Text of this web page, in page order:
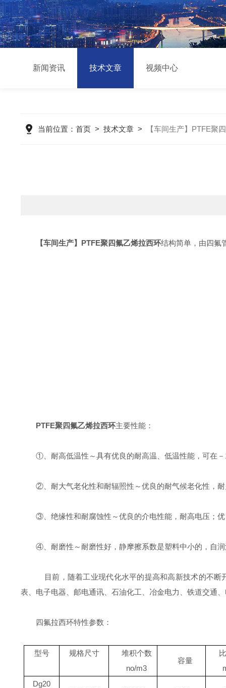
新闻资讯 技术文章 视频中心
当前位置： 首页> 技术文章> 【车间生产】PTFE聚
【车间生产】PTFE聚四氟乙烯拉西环结构简单，由四氟
PTFE聚四氟乙烯拉西环主要性能：
①、耐高低温性～具有优良的耐高温、低温性能，可在
②、耐大气老化性和耐辐照性～优良的耐气候老化性，
③、绝缘性和耐腐蚀性～优良的介电性能，耐高电压；
④、耐磨性～耐磨性好，静摩擦系数是塑料中小的，自
目前，随着工业现代化水平的提高和高新技术的不断
表、电子电器、邮电通讯、石油化工、冶金电力、铁道交通
四氟拉西环特性参数：
型号 规格尺寸
堆积个数
no/m3
容量
Dg20